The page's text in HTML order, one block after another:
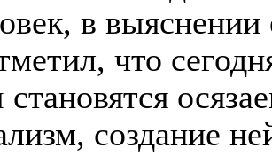
в
что
создание